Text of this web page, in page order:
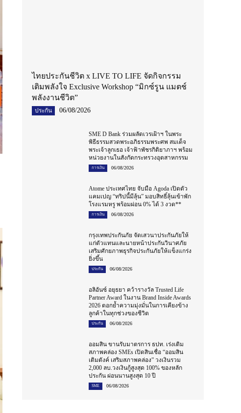
ไทยประกันชีวิต x LIVE TO LIFE จัดกิจกรรม
เติมพลังใจ Exclusive Workshop “มิกซ์รูน แมตช์
พลังงานชีวิต”
ประกัน 06/08/2026
SME D Bank ร่วมผลัดเวรเฝ้าฯ ในพระ
พิธีธรรมสวดพระอภิธรรมพระศพ สมเด็จ
พระเจ้าลูกเธอ เจ้าฟ้าพัชรกิติยาภาฯ พร้อม
หน่วยงานในสังกัดกระทรวงอุตสาหกรรม
การเงิน 06/08/2026
Atome ประเทศไทย จับมือ Agoda เปิดตัว
แคมเปญ “ทริปนี้มีลุ้น” มอบสิทธิ์ลุ้นเข้าพัก
โรงแรมหรู พร้อมผ่อน 0% ได้ 3 งวด**
การเงิน 06/08/2026
กรุงเทพประกันภัย จัดเสวนาประกันภัยให้
แก่ตัวแทนและนายหน้าประกันวินาศภัย
เสริมศักยภาพธุรกิจประกันภัยให้แข็งแกร่ง
ยิ่งขึ้น
ประกัน 06/08/2026
อลิอันซ์ อยุธยา คว้ารางวัล Trusted Life
Partner Award ในงาน Brand Inside Awards
2026 ตอกย้ำความมุ่งมั่นในการเคียงข้าง
ลูกค้าในทุกช่วงของชีวิต
ประกัน 06/08/2026
ออมสิน ขานรับมาตรการ ธปท. เร่งเติม
สภาพคล่อง SMEs เปิดสินเชื่อ “ออมสิน
เติมตังค์ เสริมสภาพคล่อง” วงเงินรวม
2,000 ลบ.วงเงินกู้สูงสุด 100% ของหลัก
ประกัน ผ่อนนานสูงสุด 10 ปี
SME 06/08/2026